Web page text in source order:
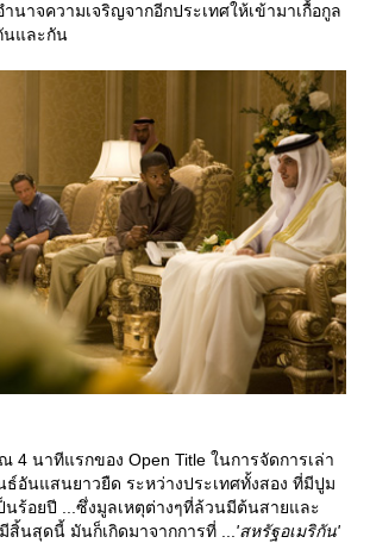
าจความเจริญจากอีกประเทศให้เข้ามาเกื้อกูล
นและกัน
4 นาทีแรกของ Open Title ในการจัดการเล่า
ธ์อันแสนยาวยืด ระหว่างประเทศทั้งสอง ที่มีปูม
นร้อยปี ...ซึ่งมูลเหตุต่างๆที่ล้วนมีต้นสายและ
สิ้นสุดนี้ มันก็เกิดมาจากการที่ ... 'สหรัฐอเมริกัน'